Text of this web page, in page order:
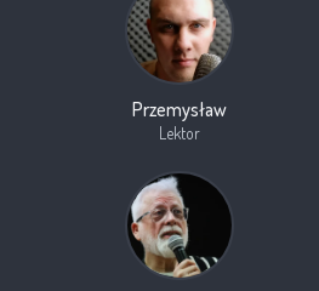
Przemysław
Lektor